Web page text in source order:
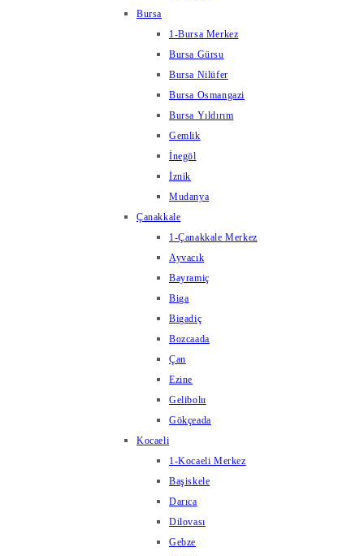
Bursa
1-Bursa Merkez
Bursa Gürsu
Bursa Nilüfer
Bursa Osmangazi
Bursa Yıldırım
Gemlik
İnegöl
İznik
Mudanya
Çanakkale
1-Çanakkale Merkez
Ayvacık
Bayramiç
Biga
Bigadiç
Bozcaada
Çan
Ezine
Gelibolu
Gökçeada
Kocaeli
1-Kocaeli Merkez
Başiskele
Darıca
Dilovası
Gebze